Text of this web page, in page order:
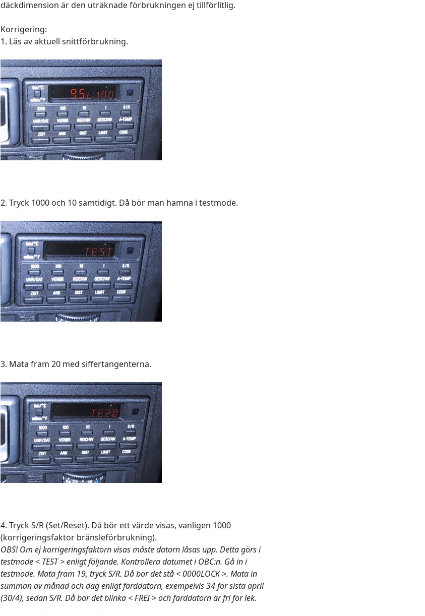
däckdimension är den uträknade förbrukningen ej tillförlitlig.
Korrigering:
1. Läs av aktuell snittförbrukning.
2. Tryck 1000 och 10 samtidigt. Då bör man hamna i testmode.
3. Mata fram 20 med siffertangenterna.
4. Tryck S/R (Set/Reset). Då bör ett värde visas, vanligen 1000
(korrigeringsfaktor bränsleförbrukning).
OBS! Om ej korrigeringsfaktorn visas måste datorn låsas upp. Detta görs i
testmode < TEST > enligt följande. Kontrollera datumet i OBC:n. Gå in i
testmode. Mata fram 19, tryck S/R. Då bör det stå < 0000LOCK >. Mata in
summan av månad och dag enligt färddatorn, exempelvis 34 för sista april
(30/4), sedan S/R. Då bör det blinka < FREI > och färddatorn är fri för lek.